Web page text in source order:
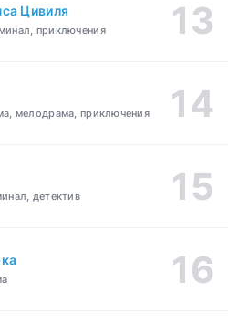
Цивиля
приключения
мелодрама, приключения
детектив